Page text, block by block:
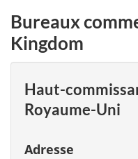
Bureaux
Kingdom
Haut-
Royaume-Uni
Adresse